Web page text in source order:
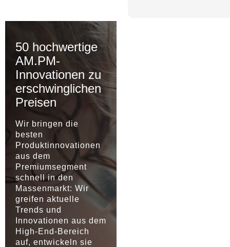
50 hochwertige
AM.PM-
Innovationen zu
erschwinglichen
Preisen
Wir bringen die
besten
Produktinnovationen
aus dem
Premiumsegment
schnell in den
Massenmarkt: Wir
greifen aktuelle
Trends und
Innovationen aus dem
High-End-Bereich
auf, entwickeln sie